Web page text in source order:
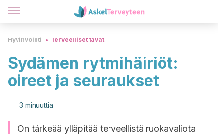
Hyvinvointi Terveelliset tavat
Sydämen rytmihäiriöt:
oireet ja seuraukset
3 minuuttia
On tärkeää ylläpitää terveellistä ruokavaliota